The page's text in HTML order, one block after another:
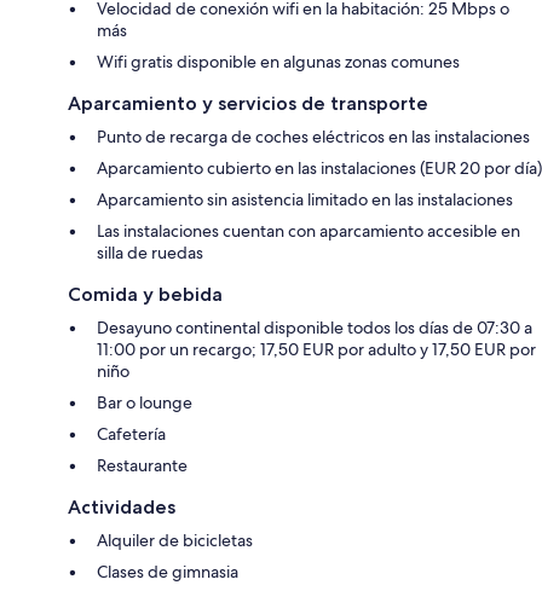
Velocidad de conexión wifi en la habitación: 25 Mbps o
más
Wifi gratis disponible en algunas zonas comunes
Aparcamiento y servicios de transporte
Punto de recarga de coches eléctricos en las instalaciones
Aparcamiento cubierto en las instalaciones (EUR 20 por día)
Aparcamiento sin asistencia limitado en las instalaciones
Las instalaciones cuentan con aparcamiento accesible en
silla de ruedas
Comida y bebida
Desayuno continental disponible todos los días de 07:30 a
11:00 por un recargo; 17,50 EUR por adulto y 17,50 EUR por
niño
Bar o lounge
Cafetería
Restaurante
Actividades
Alquiler de bicicletas
Clases de gimnasia